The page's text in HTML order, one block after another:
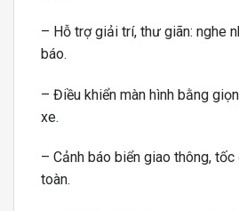
– Hỗ trợ giải trí, thư giãn: nghe
báo.
– Điều khiển màn hình bằng
xe.
– Cảnh báo biển giao thông, tốc
toàn.